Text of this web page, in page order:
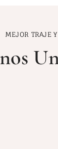
MEJOR TRAJE